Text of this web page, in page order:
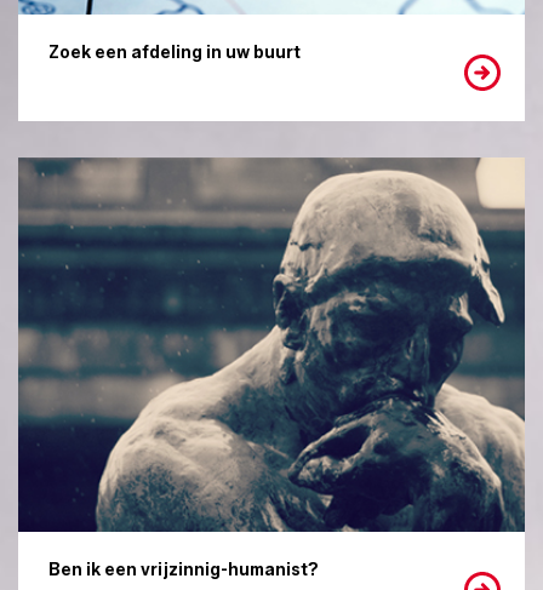
Zoek een afdeling in uw buurt
Ben ik een vrijzinnig-humanist?